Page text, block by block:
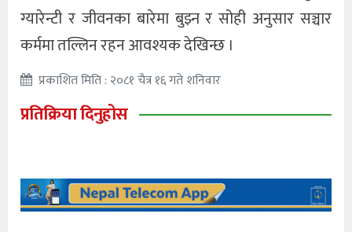
ग्यारेन्टी र जीवनका बारेमा बुझ्न र सोही अनुसार सञ्चार
कर्ममा तल्लिन रहन आवश्यक देखिन्छ ।
प्रकाशित मिति : २०८१ चैत्र १६ गते शनिवार
प्रतिक्रिया दिनुहोस